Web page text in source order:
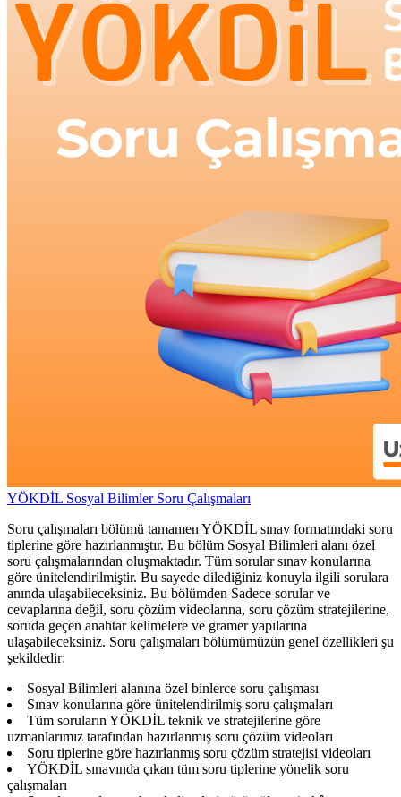
YÖKDİL Sosyal Bilimler Soru Çalışmaları
Soru çalışmaları bölümü tamamen YÖKDİL sınav formatındaki soru
tiplerine göre hazırlanmıştır. Bu bölüm Sosyal Bilimleri alanı özel
soru çalışmalarından oluşmaktadır. Tüm sorular sınav konularına
göre ünitelendirilmiştir. Bu sayede dilediğiniz konuyla ilgili sorulara
anında ulaşabileceksiniz. Bu bölümden Sadece sorular ve
cevaplarına değil, soru çözüm videolarına, soru çözüm stratejilerine,
soruda geçen anahtar kelimelere ve gramer yapılarına
ulaşabileceksiniz. Soru çalışmaları bölümümüzün genel özellikleri şu
şekildedir:
Sosyal Bilimleri alanına özel binlerce soru çalışması
Sınav konularına göre ünitelendirilmiş soru çalışmaları
Tüm soruların YÖKDİL teknik ve stratejilerine göre
uzmanlarımız tarafından hazırlanmış soru çözüm videoları
Soru tiplerine göre hazırlanmış soru çözüm stratejisi videoları
YÖKDİL sınavında çıkan tüm soru tiplerine yönelik soru
çalışmaları